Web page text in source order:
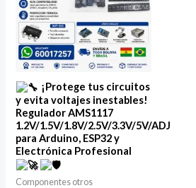
¡Protege tus circuitos
y evita voltajes inestables!
Regulador AMS1117
1.2V/1.5V/1.8V/2.5V/3.3V/5V/ADJ
para Arduino, ESP32 y
Electrónica Profesional
Componentes otros